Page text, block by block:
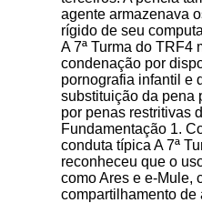
agente armazenava
rígido de seu
A 7ª Turma do TRF4
condenação por
pornografia infantil e
substituição da pena
por penas restritivas
Fundamentação 1.
conduta típica A 7ª
reconheceu que o
como Ares e e-Mule,
compartilhamento